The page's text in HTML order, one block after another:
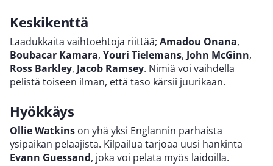
Keskikenttä
Laadukkaita vaihtoehtoja riittää; Amadou Onana,
Boubacar Kamara, Youri Tielemans, John McGinn,
Ross Barkley, Jacob Ramsey. Nimiä voi vaihdella
pelistä toiseen ilman, että taso kärsii juurikaan.
Hyökkäys
Ollie Watkins on yhä yksi Englannin parhaista
ysipaikan pelaajista. Kilpailua tarjoaa uusi hankinta
Evann Guessand, joka voi pelata myös laidoilla.